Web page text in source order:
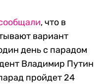
, что в
вариант
день с парадом
Владимир Путин
пройдет 24